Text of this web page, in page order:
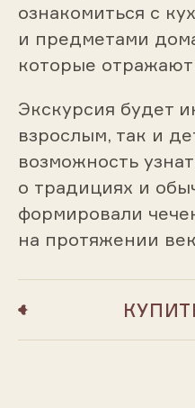
ознакомиться с
и предметами
которые
Экскурсия будет
взрослым, так и
возможность
о традициях и
формировали
на протяжении